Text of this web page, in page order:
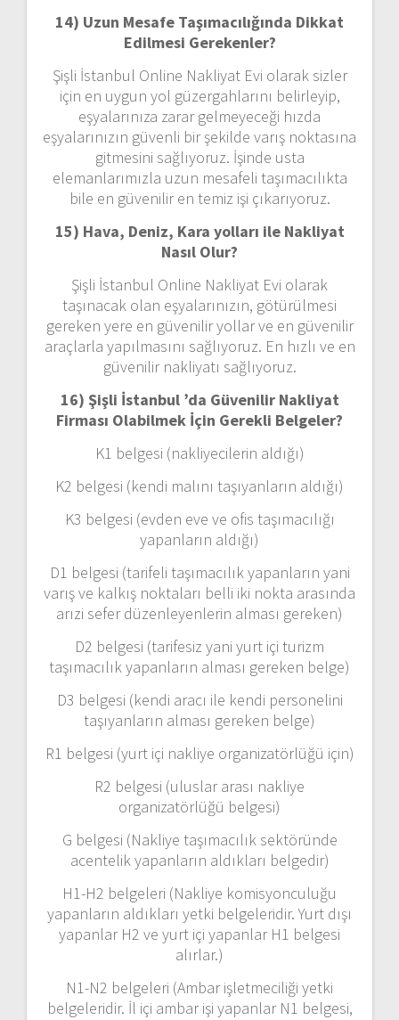
14) Uzun Mesafe Taşımacılığında Dikkat
Edilmesi Gerekenler?
Şişli İstanbul Online Nakliyat Evi olarak sizler
için en uygun yol güzergahlarını belirleyip,
eşyalarınıza zarar gelmeyeceği hızda
eşyalarınızın güvenli bir şekilde varış noktasına
gitmesini sağlıyoruz. İşinde usta
elemanlarımızla uzun mesafeli taşımacılıkta
bile en güvenilir en temiz işi çıkarıyoruz.
15) Hava, Deniz, Kara yolları ile Nakliyat
Nasıl Olur?
Şişli İstanbul Online Nakliyat Evi olarak
taşınacak olan eşyalarınızın, götürülmesi
gereken yere en güvenilir yollar ve en güvenilir
araçlarla yapılmasını sağlıyoruz. En hızlı ve en
güvenilir nakliyatı sağlıyoruz.
16) Şişli İstanbul ’da Güvenilir Nakliyat
Firması Olabilmek İçin Gerekli Belgeler?
K1 belgesi (nakliyecilerin aldığı)
K2 belgesi (kendi malını taşıyanların aldığı)
K3 belgesi (evden eve ve ofis taşımacılığı
yapanların aldığı)
D1 belgesi (tarifeli taşımacılık yapanların yani
varış ve kalkış noktaları belli iki nokta arasında
arızi sefer düzenleyenlerin alması gereken)
D2 belgesi (tarifesiz yani yurt içi turizm
taşımacılık yapanların alması gereken belge)
D3 belgesi (kendi aracı ile kendi personelini
taşıyanların alması gereken belge)
R1 belgesi (yurt içi nakliye organizatörlüğü için)
R2 belgesi (uluslar arası nakliye
organizatörlüğü belgesi)
G belgesi (Nakliye taşımacılık sektöründe
acentelik yapanların aldıkları belgedir)
H1-H2 belgeleri (Nakliye komisyonculuğu
yapanların aldıkları yetki belgeleridir. Yurt dışı
yapanlar H2 ve yurt içi yapanlar H1 belgesi
alırlar.)
N1-N2 belgeleri (Ambar işletmeciliği yetki
belgeleridir. İl içi ambar işi yapanlar N1 belgesi,